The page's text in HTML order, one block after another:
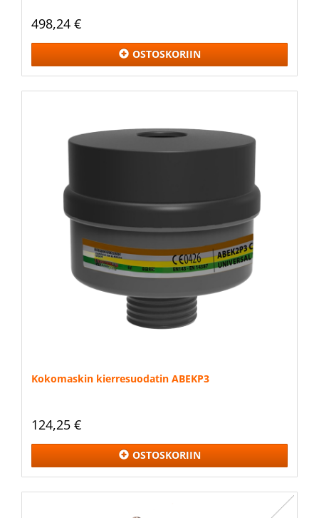
498,24 €
OSTOSKORIIN
Kokomaskin kierresuodatin ABEKP3
124,25 €
OSTOSKORIIN